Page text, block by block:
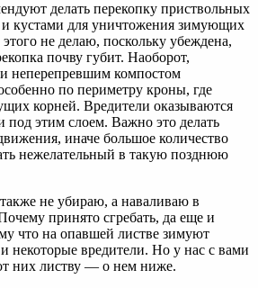
делать перекопку приствольных
и кустами для уничтожения зимующих
не делаю, поскольку убеждена,
почву губит. Наоборот,
неперепревшим компостом
по периметру кроны, где
корней. Вредители оказываются
под этим слоем. Важно это делать
иначе большое количество
нежелательный в такую позднюю
не убираю, а наваливаю в
принято сгребать, да еще и
что на опавшей листве зимуют
некоторые вредители. Но у нас с вами
них листву — о нем ниже.